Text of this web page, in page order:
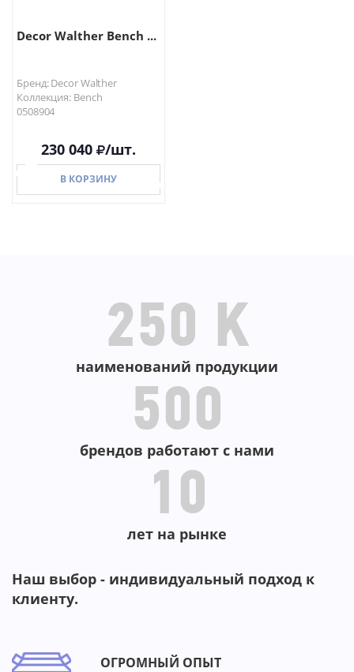
Decor Walther Bench ...
Бренд: Decor Walther
Коллекция: Bench
0508904
230 040 /шт.
В КОРЗИНУ
250 K
наименований продукции
500
брендов работают с нами
10
лет на рынке
Наш выбор - индивидуальный подход к
клиенту.
ОГРОМНЫЙ ОПЫТ